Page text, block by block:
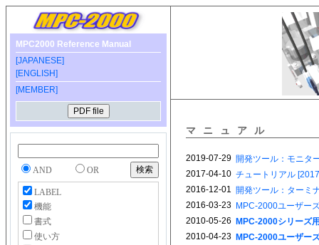
MPC2000 Reference Manual
[JAPANESE]
[ENGLISH]
[MEMBER]
AND OR
LABEL
機能
書式
使い方
マニュアル